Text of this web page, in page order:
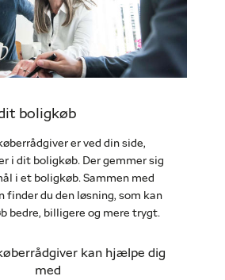
boligkøb
er ved din side,
i dit boligkøb. Der gemmer sig
i et boligkøb. Sammen med
finder du den løsning, som kan
bedre, billigere og mere trygt.
kan hjælpe dig
med